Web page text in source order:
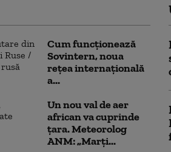
Cum funcționează
Sovintern, noua
rețea internațională
a...
Un nou val de aer
african va cuprinde
țara. Meteorolog
ANM: „Marți...